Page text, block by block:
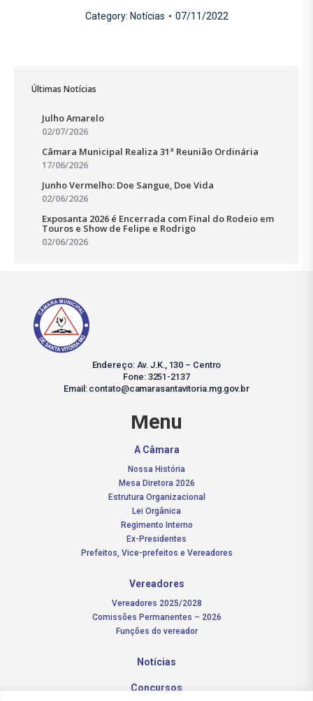
Category: Notícias 07/11/2022
Últimas Notícias
Julho Amarelo
02/07/2026
Câmara Municipal Realiza 31ª Reunião Ordinária
17/06/2026
Junho Vermelho: Doe Sangue, Doe Vida
02/06/2026
Exposanta 2026 é Encerrada com Final do Rodeio em
Touros e Show de Felipe e Rodrigo
02/06/2026
Endereço: Av. J.K., 130 – Centro
Fone: 3251-2137
Email: contato@camarasantavitoria.mg.gov.br
Menu
A Câmara
Nossa História
Mesa Diretora 2026
Estrutura Organizacional
Lei Orgânica
Regimento Interno
Ex-Presidentes
Prefeitos, Vice-prefeitos e Vereadores
Vereadores
Vereadores 2025/2028
Comissões Permanentes – 2026
Funções do vereador
Notícias
Concursos